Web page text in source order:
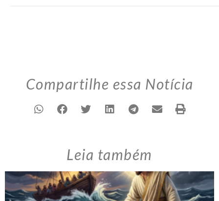
Compartilhe essa Notícia
Leia também